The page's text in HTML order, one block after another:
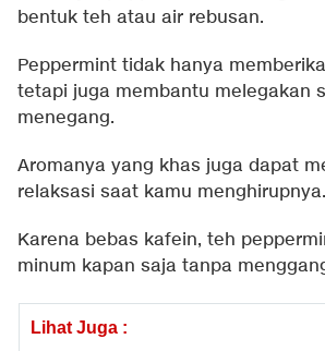
bentuk teh atau air rebusan.
Peppermint tidak hanya
tetapi juga membantu melegakan
menegang.
Aromanya yang khas juga dapat
relaksasi saat kamu menghirupnya.
Karena bebas kafein, teh
minum kapan saja tanpa
Lihat Juga :